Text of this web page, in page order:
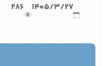
1405/3/27
286